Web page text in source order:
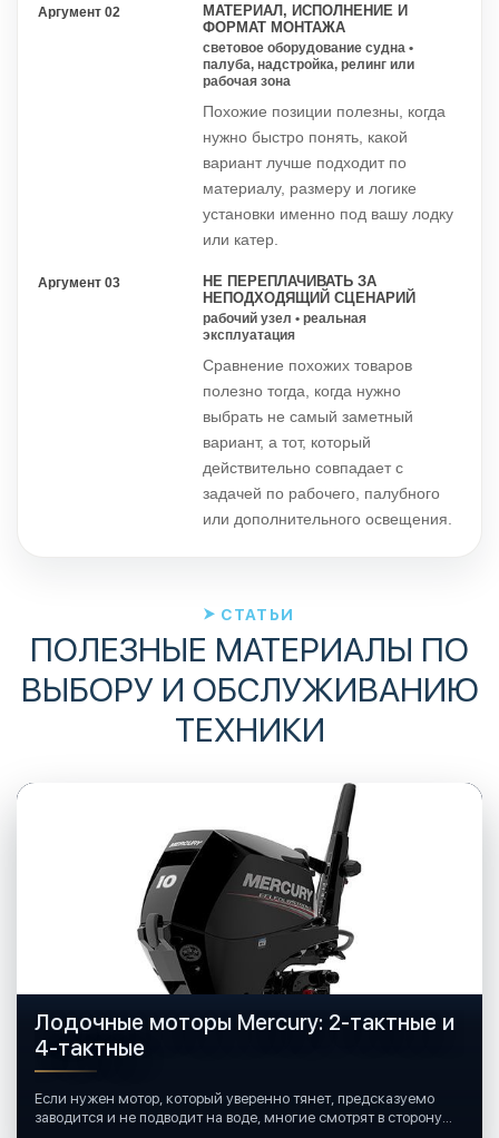
Аргумент 02
МАТЕРИАЛ, ИСПОЛНЕНИЕ И
ФОРМАТ МОНТАЖА
световое оборудование судна •
палуба, надстройка, релинг или
рабочая зона
Похожие позиции полезны, когда
нужно быстро понять, какой
вариант лучше подходит по
материалу, размеру и логике
установки именно под вашу лодку
или катер.
Аргумент 03
НЕ ПЕРЕПЛАЧИВАТЬ ЗА
НЕПОДХОДЯЩИЙ СЦЕНАРИЙ
рабочий узел • реальная
эксплуатация
Сравнение похожих товаров
полезно тогда, когда нужно
выбрать не самый заметный
вариант, а тот, который
действительно совпадает с
задачей по рабочего, палубного
или дополнительного освещения.
СТАТЬИ
ПОЛЕЗНЫЕ МАТЕРИАЛЫ ПО
ВЫБОРУ И ОБСЛУЖИВАНИЮ
ТЕХНИКИ
Лодочные моторы Mercury: 2-тактные и
4-тактные
Если нужен мотор, который уверенно тянет, предсказуемо
заводится и не подводит на воде, многие смотрят в сторону